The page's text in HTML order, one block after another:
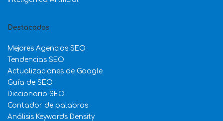
Destacados
Mejores Agencias SEO
Tendencias SEO
Actualizaciones de Google
Guía de SEO
Diccionario SEO
Contador de palabras
Análisis Keywords Density